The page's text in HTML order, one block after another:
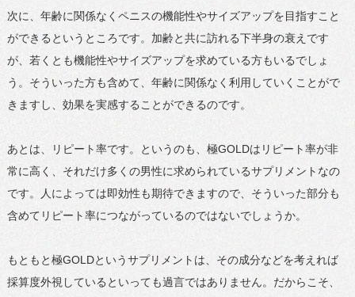
次に、年齢に関係なくペニスの機能性やサイズアップを目指すこと
ができるというところです。加齢と共に訪れる下半身の衰えです
が、若くとも機能性やサイズアップを求めている方もいるでしょ
う。そういった方も含めて、年齢に関係なく利用していくことがで
きますし、効果を実感することができるのです。
あとは、リピート率です。というのも、極GOLDはリピート率が非
常に高く、それだけ多くの男性に求められているサプリメントなの
です。人によっては即効性も期待できますので、そういった部分も
含めてリピート率につながっているのではないでしょうか。
もともと極GOLDというサプリメントは、その成分などを考えれば
採算度外視しているといっても過言ではありません。だからこそ、